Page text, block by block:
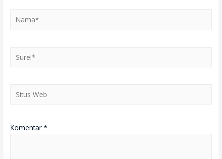
Nama*
Situs
Komentar*